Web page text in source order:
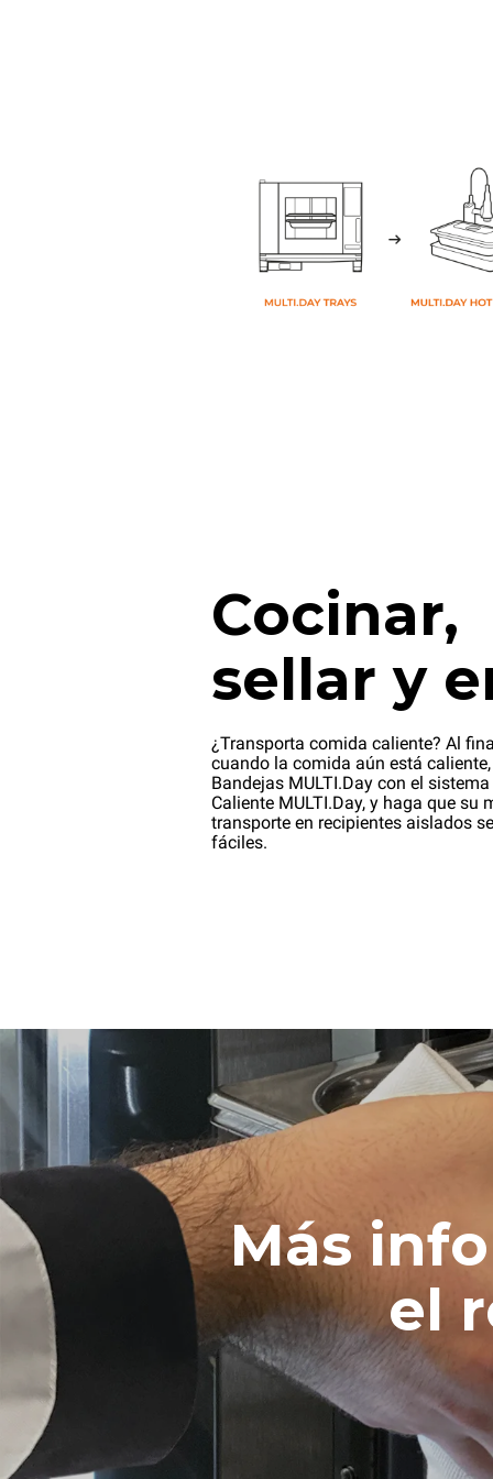
Cocinar,
sellar y
¿Transporta comida caliente? Al
cuando la comida aún está
Bandejas MULTI.Day con el
Caliente MULTI.Day, y haga que su
transporte en recipientes aislados
fáciles.
Más
el